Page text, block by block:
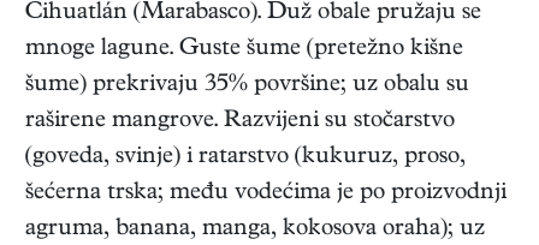
Cihuatlán (Marabasco). Duž obale pružaju se
mnoge lagune. Guste šume (pretežno kišne
šume) prekrivaju 35% površine; uz obalu su
raširene mangrove. Razvijeni su stočarstvo
(goveda, svinje) i ratarstvo (kukuruz, proso,
šećerna trska; među vodećima je po proizvodnji
agruma, banana, manga, kokosova oraha); uz